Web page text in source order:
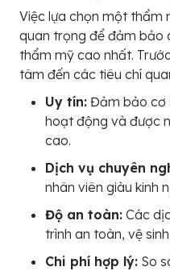
Việc lựa chọn một thẩm
quan trọng để đảm bảo
thẩm mỹ cao nhất.
tâm đến các tiêu chí
Uy tín: Đảm bảo cơ
hoạt động và được
cao.
Dịch vụ chuyên
nhân viên giàu kinh
Độ an toàn: Các
trình an toàn, vệ
Chi phí hợp lý: So